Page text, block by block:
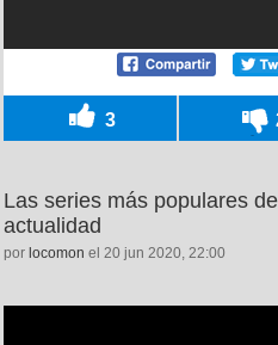
3
Las series más populares
actualidad
por locomon el 20 jun 2020, 22:00